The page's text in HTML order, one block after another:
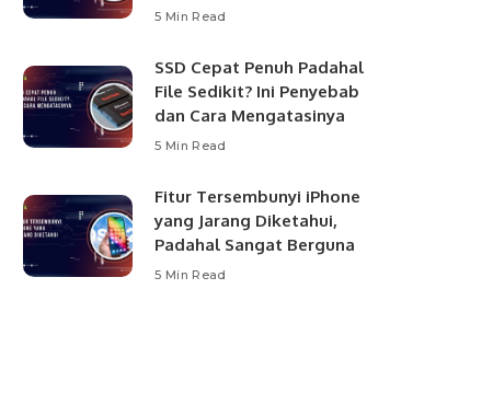
5 Min Read
SSD Cepat Penuh Padahal
File Sedikit? Ini Penyebab
dan Cara Mengatasinya
5 Min Read
Fitur Tersembunyi iPhone
yang Jarang Diketahui,
Padahal Sangat Berguna
5 Min Read